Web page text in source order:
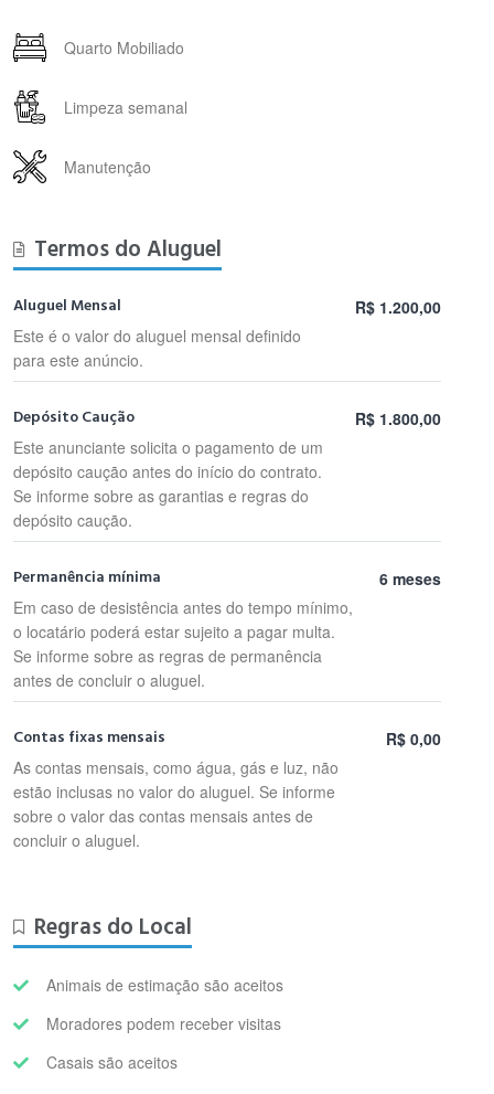
Quarto Mobiliado
Limpeza semanal
Manutenção
Termos do Aluguel
Aluguel Mensal
Este é o valor do aluguel mensal definido
para este anúncio.
R$ 1.200,00
Depósito Caução
Este anunciante solicita o pagamento de um
depósito caução antes do início do contrato.
Se informe sobre as garantias e regras do
depósito caução.
R$ 1.800,00
Permanência mínima
Em caso de desistência antes do tempo mínimo,
o locatário poderá estar sujeito a pagar multa.
Se informe sobre as regras de permanência
antes de concluir o aluguel.
6 meses
Contas fixas mensais
As contas mensais, como água, gás e luz, não
estão inclusas no valor do aluguel. Se informe
sobre o valor das contas mensais antes de
concluir o aluguel.
R$ 0,00
Regras do Local
Animais de estimação são aceitos
Moradores podem receber visitas
Casais são aceitos